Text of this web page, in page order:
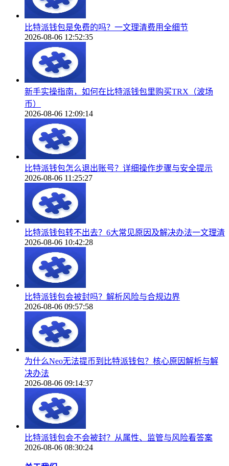
比特派钱包是免费的吗？一文理清费用全细节
2026-08-06 12:52:35
新手实操指南，如何在比特派钱包里购买TRX（波场
币）
2026-08-06 12:09:14
比特派钱包怎么退出账号？详细操作步骤与安全提示
2026-08-06 11:25:27
比特派钱包转不出去？6大常见原因及解决办法一文理清
2026-08-06 10:42:28
比特派钱包会被封吗？解析风险与合规边界
2026-08-06 09:57:58
为什么Neo无法提币到比特派钱包？核心原因解析与解
决办法
2026-08-06 09:14:37
比特派钱包会不会被封？从属性、监管与风险看答案
2026-08-06 08:30:24